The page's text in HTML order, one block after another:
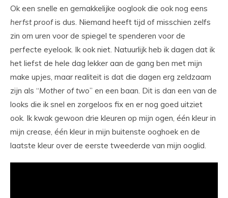
Ok een snelle en gemakkelijke ooglook die ook nog eens
herfst proofis dus. Niemand heeft tijd of misschien zelfs
zin om uren voor de spiegel te spenderen voor de
perfecte eyelook. Ik ook niet. Natuurlijk heb ik dagen dat ik
het liefst de hele dag lekker aan de gang ben met mijn
make upjes, maar realiteit is dat die dagen erg zeldzaam
zijn als “Mother of two” en een baan. Dit is dan een van de
looks die ik snel en zorgeloos fix en er nog goed uitziet
ook. Ik kwak gewoon drie kleuren op mijn ogen, één kleur in
mijn crease, één kleur in mijn buitenste ooghoek en de
laatste kleur over de eerste tweederde van mijn ooglid.